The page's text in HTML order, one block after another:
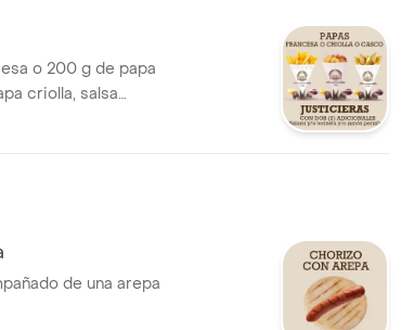
o 200 g de papa
criolla, salsa
y/o tocineta y/o
de una arepa